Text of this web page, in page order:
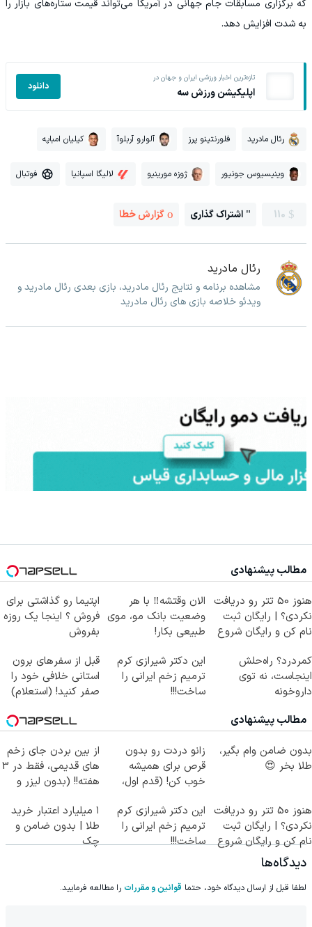
که برگزاری مسابقات جام جهانی در آمریکا می‌تواند قیمت ستاره‌های بازار را
به شدت افزایش دهد.
تازه‌ترین اخبار ورزشی ایران و جهان در
اپلیکیشن ورزش سه دانلود
رئال مادرید فلورنتینو پرز آلوارو آربلوآ کیلیان امباپه
وینیسیوس جونیور ژوزه مورینیو لالیگا اسپانیا فوتبال
110 اشتراک گذاری گزارش خطا
رئال مادرید
مشاهده برنامه و نتایج رئال مادرید، بازی بعدی رئال مادرید و
ویدئو خلاصه بازی های رئال مادرید
مطالب پیشنهادی
هنوز 50 تتر رو دریافت
نکردی؟ | رایگان ثبت
نام کن و رایگان شروع
الان وقتشه‼️ با هر
وضعیت بانک مو، موی
طبیعی بکار!
اپتیما رو گذاشتی برای
فروش ؟ اینجا یک روزه
بفروش
کمردرد؟ راه‌حلش
اینجاست، نه توی
داروخونه
این دکتر شیرازی کرم
ترمیم زخم ایرانی را
ساخت!!!
قبل از سفرهای برون
استانی خلافی خود را
صفر کنید! (استعلام)
مطالب پیشنهادی
بدون ضامن وام بگیر،
طلا بخر 😍
زانو دردت رو بدون
قرص برای همیشه
خوب کن! (قدم اول،
از بین بردن جای زخم
های قدیمی، فقط در 3
هفته!! (بدون لیزر و
هنوز 50 تتر رو دریافت
نکردی؟ | رایگان ثبت
نام کن و رایگان شروع
کن!
این دکتر شیرازی کرم
ترمیم زخم ایرانی را
ساخت!!!
۱ میلیارد اعتبار خرید
طلا | بدون ضامن و
چک
دیدگاه‌ها
لطفا قبل از ارسال دیدگاه خود، حتما قوانین و مقررات را مطالعه فرمایید.